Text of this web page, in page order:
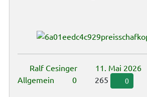
Ralf Cesinger 11. Mai 2026
Allgemein
0 265 0